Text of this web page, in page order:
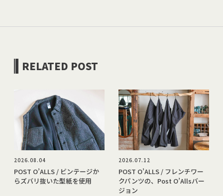
RELATED POST
2026.08.04
POST O’ALLS / ビンテージか
らズバリ抜いた型紙を使用
2026.07.12
POST O’ALLS / フレンチワー
クパンツの、Post O’Allsバー
ジョン